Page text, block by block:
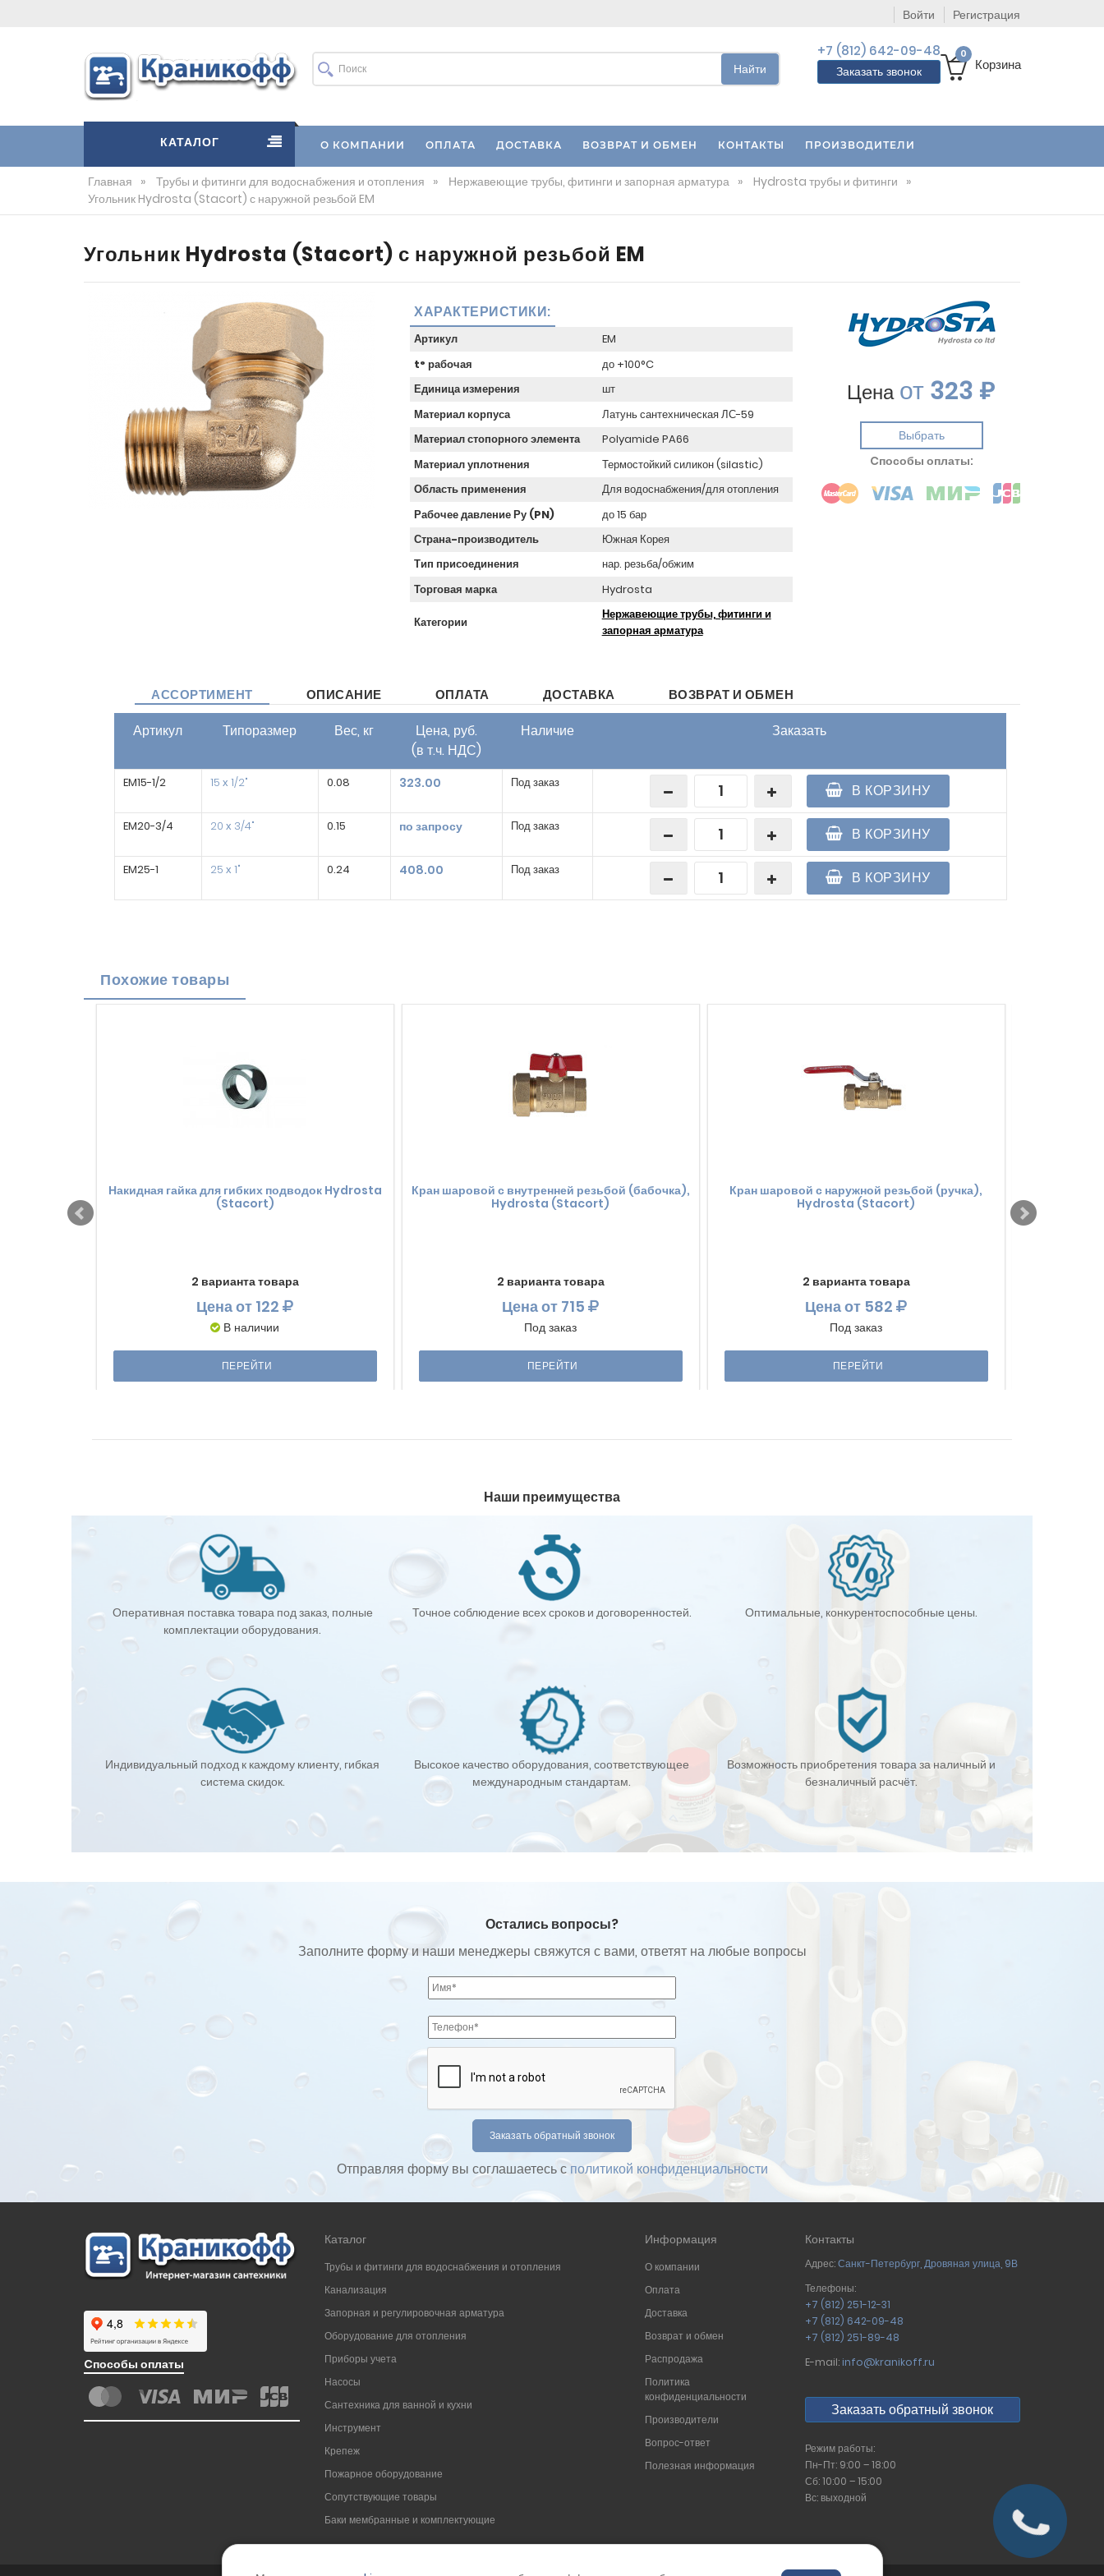
Войти Регистрация
Найти
+7 (812) 642-09-48
Заказать звонок
0
Корзина
КАТАЛОГ О КОМПАНИИ ОПЛАТА ДОСТАВКА ВОЗВРАТ И ОБМЕН КОНТАКТЫ ПРОИЗВОДИТЕЛИ
Главная » Трубы и фитинги для водоснабжения и отопления » Нержавеющие трубы, фитинги и запорная арматура » Hydrosta трубы и фитинги »
Угольник Hydrosta (Stacort) с наружной резьбой EM
Угольник Hydrosta (Stacort) с наружной резьбой EM
ХАРАКТЕРИСТИКИ:
Артикул
EM
t° рабочая
до +100°C
Единица измерения
шт
Материал корпуса
Латунь сантехническая ЛС-59
Материал стопорного элемента
Polyamide PA66
Материал уплотнения
Термостойкий силикон (silastic)
Область применения
Для водоснабжения/для отопления
Рабочее давление Ру (PN)
до 15 бар
Страна-производитель
Южная Корея
Тип присоединения
нар. резьба/обжим
Торговая марка
Hydrosta
Категории
Нержавеющие трубы, фитинги и
запорная арматура
Ценаот323 ₽
Выбрать
Cпособы оплаты:
АССОРТИМЕНТ ОПИСАНИЕ ОПЛАТА ДОСТАВКА ВОЗВРАТ И ОБМЕН
Артикул Типоразмер Вес, кг
Цена, руб.
(в т.ч. НДС)
Наличие Заказать
EM15-1/2 15 х 1/2" 0.08 323.00 Под заказ В КОРЗИНУ
EM20-3/4 20 х 3/4" 0.15 по запросу Под заказ В КОРЗИНУ
EM25-1 25 х 1" 0.24 408.00 Под заказ В КОРЗИНУ
Похожие товары
Накидная гайка для гибких подводок Hydrosta
(Stacort)
2 варианта товара
Ценаот 122
В наличии
ПЕРЕЙТИ
Кран шаровой с внутренней резьбой (бабочка),
Hydrosta (Stacort)
2 варианта товара
Ценаот 715
Под заказ
ПЕРЕЙТИ
Кран шаровой с наружной резьбой (ручка),
Hydrosta (Stacort)
2 варианта товара
Ценаот 582
Под заказ
ПЕРЕЙТИ
Наши преимущества
Оперативная поставка товара под заказ, полные
комплектации оборудования.
Точное соблюдение всех сроков и договоренностей. Оптимальные, конкурентоспособные цены.
Индивидуальный подход к каждому клиенту, гибкая
система скидок.
Высокое качество оборудования, соответствующее
международным стандартам.
Возможность приобретения товара за наличный и
безналичный расчёт.
Остались вопросы?
Заполните форму и наши менеджеры свяжутся с вами, ответят на любые вопросы
Отправляя форму вы соглашаетесь с политикой конфиденциальности
Cпособы оплаты
Каталог
Трубы и фитинги для водоснабжения и отопления
Канализация
Запорная и регулировочная арматура
Оборудование для отопления
Приборы учета
Насосы
Сантехника для ванной и кухни
Инструмент
Крепеж
Пожарное оборудование
Сопутствующие товары
Баки мембранные и комплектующие
Информация
О компании
Оплата
Доставка
Возврат и обмен
Распродажа
Политика
конфиденциальности
Производители
Вопрос-ответ
Полезная информация
Контакты
Адрес:Санкт-Петербург, Дровяная улица, 9В
Телефоны:
+7 (812) 251-12-31
+7 (812) 642-09-48
+7 (812) 251-89-48
E-mail: info@kranikoff.ru
Заказать обратный звонок
Режим работы:
Пн-Пт: 9:00 – 18:00
Сб: 10:00 – 15:00
Вс: выходной